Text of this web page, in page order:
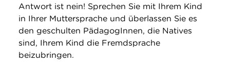
Antwort ist nein! Sprechen Sie mit Ihrem Kind
in Ihrer Muttersprache und überlassen Sie es
den geschulten PädagogInnen, die Natives
sind, Ihrem Kind die Fremdsprache
beizubringen.